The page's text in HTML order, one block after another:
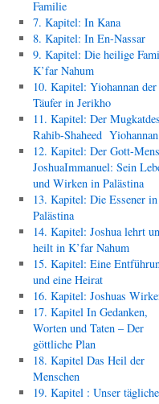
Familie
7. Kapitel: In Kana
8. Kapitel: In En-Nassar
9. Kapitel: Die heilige
K’far Nahum
10. Kapitel: Yiohannan der
Täufer in Jerikho
11. Kapitel: Der
Rahib-Shaheed
12. Kapitel: Der Gott-
JoshuaImmanuel: Sein
und Wirken in Palästina
13. Kapitel: Die Essener in
Palästina
14. Kapitel: Joshua lehrt
heilt in K’far Nahum
15. Kapitel: Eine
und eine Heirat
16. Kapitel: Joshuas
17. Kapitel In Gedanken,
Worten und Taten – Der
göttliche Plan
18. Kapitel Das Heil der
Menschen
19. Kapitel : Unser